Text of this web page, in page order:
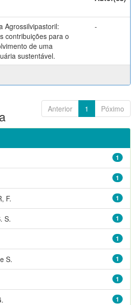
Agrossilvipastoril:
contribuições para o
de uma
sustentável.
-
Anterior 1 Póximo
1
1
1
F.
1
S.
1
1
S.
1
1